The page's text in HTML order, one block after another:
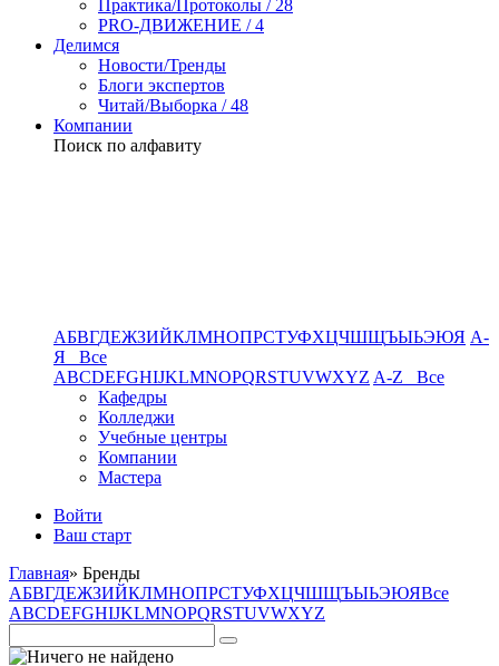
Практика/Протоколы / 28
PRO-ДВИЖЕНИЕ / 4
Делимся
Новости/Тренды
Блоги экспертов
Читай/Выборка / 48
Компании
Поиск по алфавиту
АБВГДЕЖЗИЙКЛМНОПРСТУФХЦЧШЩЪЫЬЭЮЯ А-
Я Все
ABCDEFGHIJKLMNOPQRSTUVWXYZ A-Z Все
Кафедры
Колледжи
Учебные центры
Компании
Мастера
Войти
Ваш старт
Главная» Бренды
АБВГДЕЖЗИЙКЛМНОПРСТУФХЦЧШЩЪЫЬЭЮЯВсе
ABCDEFGHIJKLMNOPQRSTUVWXYZ